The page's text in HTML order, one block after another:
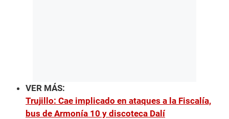
VER MÁS:
Trujillo: Cae implicado en ataques a la Fiscalía,
bus de Armonía 10 y discoteca Dalí